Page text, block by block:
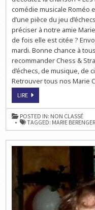
comédie musicale Roméo
d’une pièce du jeu
préciser à notre amie
de fois elle est citée ?
mardi. Bonne chance à
recommander Chess &
d’échecs, de musique, de
Retrouver tous nos Marie
LIREECHECS
MUSIQUE
:
MARIE
CHESS
SONG
POSTED IN: NON CLASSÉ
TAGGED: MARIE BERENGER